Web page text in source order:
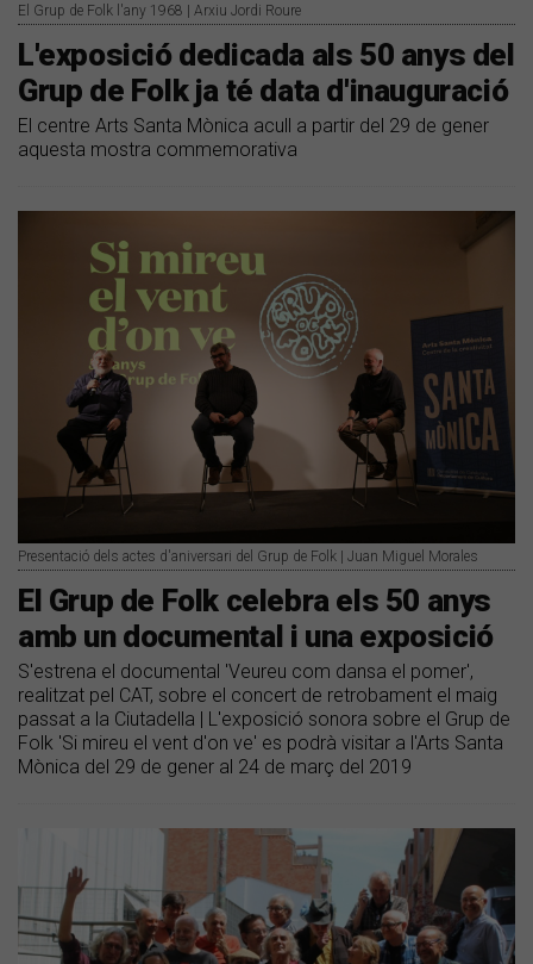
El Grup de Folk l'any 1968 | Arxiu Jordi Roure
L'exposició dedicada als 50 anys del
Grup de Folk ja té data d'inauguració
El centre Arts Santa Mònica acull a partir del 29 de gener
aquesta mostra commemorativa
Presentació dels actes d'aniversari del Grup de Folk | Juan Miguel Morales
El Grup de Folk celebra els 50 anys
amb un documental i una exposició
S'estrena el documental 'Veureu com dansa el pomer',
realitzat pel CAT, sobre el concert de retrobament el maig
passat a la Ciutadella | L'exposició sonora sobre el Grup de
Folk 'Si mireu el vent d'on ve' es podrà visitar a l'Arts Santa
Mònica del 29 de gener al 24 de març del 2019